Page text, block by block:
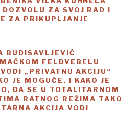
ZA SVOJ RAD I
ZA PRIKUPLJANJE
BUDISAVLJEVIĆ
FELDVEBELU
„PRIVATNU AKCIJU“
JE MOGUĆE, I KAKO JE
DA SE U TOTALITARNOM
RATNOG REŽIMA TAKO
AKCIJA VODI